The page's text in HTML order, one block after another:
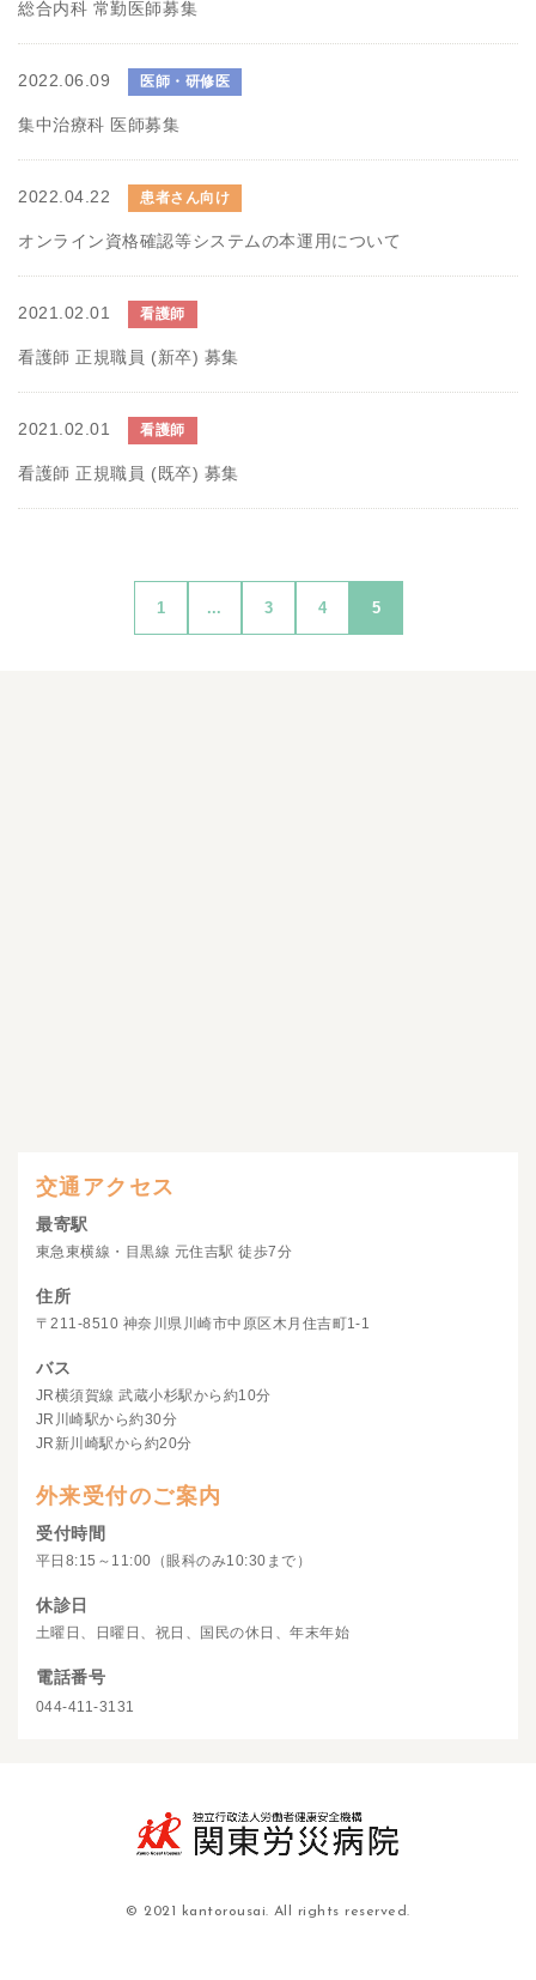
総合内科 常勤医師募集
2022.06.09 医師・研修医
集中治療科 医師募集
2022.04.22 患者さん向け
オンライン資格確認等システムの本運用について
2021.02.01 看護師
看護師 正規職員 (新卒) 募集
2021.02.01 看護師
看護師 正規職員 (既卒) 募集
1 ... 3 4 5
交通アクセス
最寄駅
東急東横線・目黒線 元住吉駅 徒歩7分
住所
〒211-8510 神奈川県川崎市中原区木月住吉町1-1
バス
JR横須賀線 武蔵小杉駅から約10分
JR川崎駅から約30分
JR新川崎駅から約20分
外来受付のご案内
受付時間
平日8:15～11:00（眼科のみ10:30まで）
休診日
土曜日、日曜日、祝日、国民の休日、年末年始
電話番号
044-411-3131
© 2021 kantorousai. All rights reserved.